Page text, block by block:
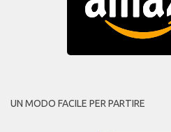
UN MODO FACILE PER PARTIRE